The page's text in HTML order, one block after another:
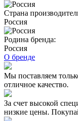
Страна
Россия
Родина бренда:
Россия
О бренде
Мы поставляем
отличное качество.
За счет высокой
низкие цены.